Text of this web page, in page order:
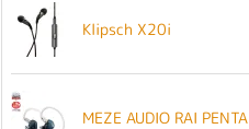
Klipsch X20i
MEZE AUDIO RAI PENTA